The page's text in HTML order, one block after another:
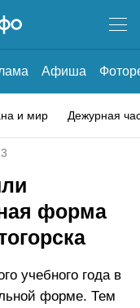
Афиша
и мир Дежурная
форма
учебного года в
форме. Тем